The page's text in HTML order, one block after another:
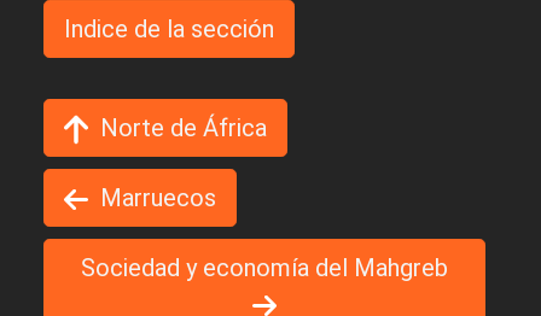
Indice de la sección
Norte de África
Marruecos
Sociedad y economía del Mahgreb